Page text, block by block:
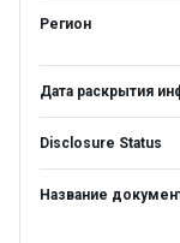
Регион
Дата раскрытия
Disclosure Status
Название